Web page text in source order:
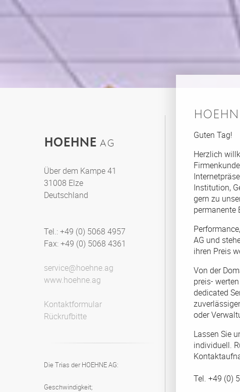
Guten Tag!
Herzlich
Institution,
gern zu
permanente
AG und
ihren Preis
Von der
preis-
dedicated
oder
Lassen Sie
individuell.
Tel. +49 (0)
HOEHNE AG
Über dem Kampe 41
31008 Elze
Deutschland
Tel.: +49 (0) 5068 4957
Fax: +49 (0) 5068 4361
service@hoehne.ag
www.hoehne.ag
Kontaktformular
Rückrufbitte
Die Trias der HOEHNE AG:
Geschwindigkeit;